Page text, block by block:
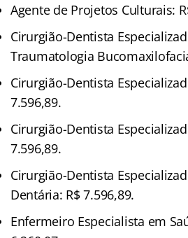
Agente de Projetos Culturais:
Cirurgião-Dentista
Traumatologia
Cirurgião-Dentista
7.596,89.
Cirurgião-Dentista
7.596,89.
Cirurgião-Dentista
Dentária: R$ 7.596,89.
Enfermeiro Especialista em